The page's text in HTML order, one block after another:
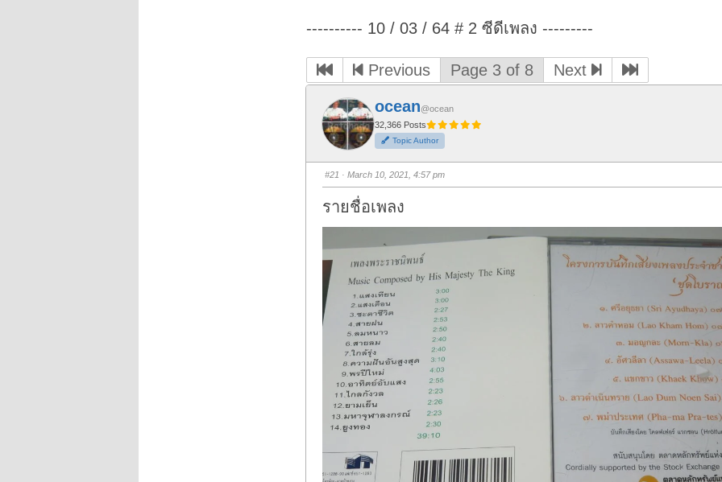
---------- 10 / 03 / 64 # 2 ซีดีเพลง ---------
Previous Page 3 of 8 Next
ocean@ocean
32,366 Posts
Topic Author
#21 · March 10, 2021, 4:57 pm
รายชื่อเพลง